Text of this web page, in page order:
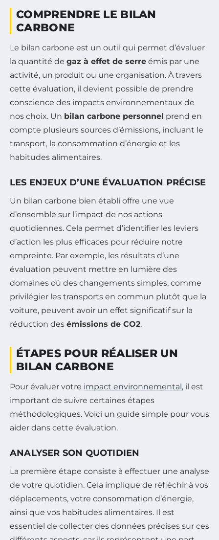
COMPRENDRE LE BILAN
CARBONE
Le bilan carbone est un outil qui permet d’évaluer
la quantité de gaz à effet de serre émis par une
activité, un produit ou une organisation. À travers
cette évaluation, il devient possible de prendre
conscience des impacts environnementaux de
nos choix. Un bilan carbone personnel prend en
compte plusieurs sources d’émissions, incluant le
transport, la consommation d’énergie et les
habitudes alimentaires.
LES ENJEUX D’UNE ÉVALUATION PRÉCISE
Un bilan carbone bien établi offre une vue
d’ensemble sur l’impact de nos actions
quotidiennes. Cela permet d’identifier les leviers
d’action les plus efficaces pour réduire notre
empreinte. Par exemple, les résultats d’une
évaluation peuvent mettre en lumière des
domaines où des changements simples, comme
privilégier les transports en commun plutôt que la
voiture, peuvent avoir un effet significatif sur la
réduction des émissions de CO2.
ÉTAPES POUR RÉALISER UN
BILAN CARBONE
Pour évaluer votre impact environnemental, il est
important de suivre certaines étapes
méthodologiques. Voici un guide simple pour vous
aider dans cette évaluation.
ANALYSER SON QUOTIDIEN
La première étape consiste à effectuer une analyse
de votre quotidien. Cela implique de réfléchir à vos
déplacements, votre consommation d’énergie,
ainsi que vos habitudes alimentaires. Il est
essentiel de collecter des données précises sur ces